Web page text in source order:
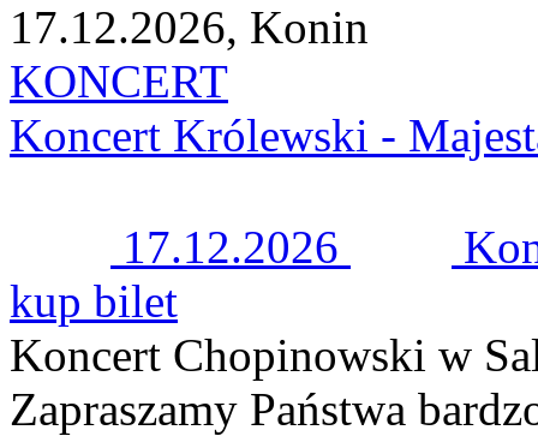
17.12.2026, Konin
KONCERT
Koncert Królewski -
17.12.2026
kup bilet
Koncert Chopinowski w
Zapraszamy Państwa